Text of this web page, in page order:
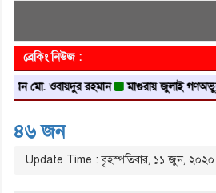
ব্রেকিং নিউজ :
মো. ওবায়দুর রহমান মাগুরায় জুলাই গণঅভ্যুত্থান
৪৬ জন
Update Time : বৃহস্পতিবার, ১১ জুন, ২০২০